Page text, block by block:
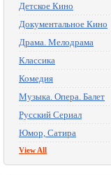
Детское Кино
Документальное Кино
Драма. Мелодрама
Классика
Комедия
Музыка. Опера. Балет
Русский Сериал
Юмор, Сатира
View All